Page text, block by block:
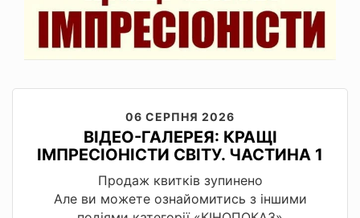
06 СЕРПНЯ 2026
ВІДЕО-ГАЛЕРЕЯ: КРАЩІ
ІМПРЕСІОНІСТИ СВІТУ. ЧАСТИНА 1
Продаж квитків зупинено
Але ви можете ознайомитись з іншими